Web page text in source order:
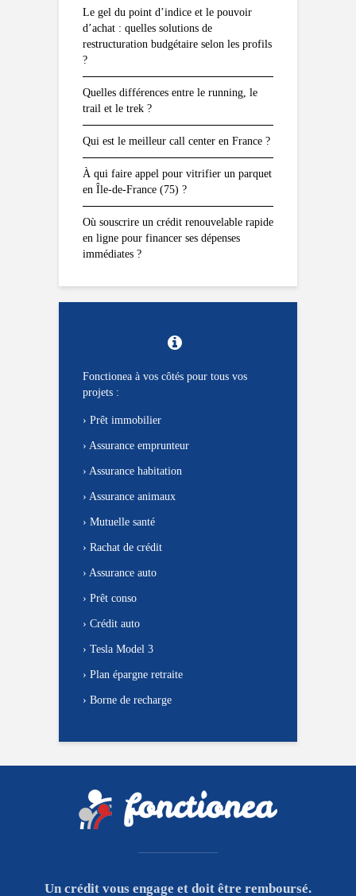
Le gel du point d’indice et le pouvoir
d’achat : quelles solutions de
restructuration budgétaire selon les profils
?
Quelles différences entre le running, le
trail et le trek ?
Qui est le meilleur call center en France ?
À qui faire appel pour vitrifier un parquet
en Île-de-France (75) ?
Où souscrire un crédit renouvelable rapide
en ligne pour financer ses dépenses
immédiates ?
Fonctionea à vos côtés pour tous vos
projets :
› Prêt immobilier
› Assurance emprunteur
› Assurance habitation
› Assurance animaux
› Mutuelle santé
› Rachat de crédit
› Assurance auto
› Prêt conso
› Crédit auto
› Tesla Model 3
› Plan épargne retraite
› Borne de recharge
Un crédit vous engage et doit être remboursé.